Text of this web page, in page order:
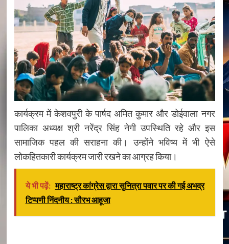
कार्यक्रम में केशवपुरी के पार्षद अमित कुमार और डोईवाला नगर
पालिका अध्यक्ष श्री नरेंद्र सिंह नेगी उपस्थिति रहे और इस
सामाजिक पहल की सराहना की। उन्होंने भविष्य में भी ऐसे
लोकहितकारी कार्यक्रम जारी रखने का आग्रह किया।
ये भी पढ़ें: महाराष्ट्र कांग्रेस द्वारा सुनित्रा पवार पर की गई अभद्र
टिप्पणी निंदनीय : सौरभ आहूजा